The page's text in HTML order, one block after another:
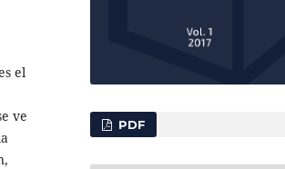
el
ve
PDF